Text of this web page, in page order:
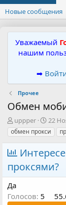
Новые сообщения
Уважаемый
нашим
➡
Прочее
Обмен
А
в
т
р
т
е
м
ы
uppper
Д
а
т
н
а
ч
а
22
обмен прокси
проксями?
Да
Голосов: 5